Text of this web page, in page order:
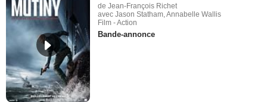
de Jean-François Richet
avec Jason Statham, Annabelle Wallis
Film - Action
Bande-annonce